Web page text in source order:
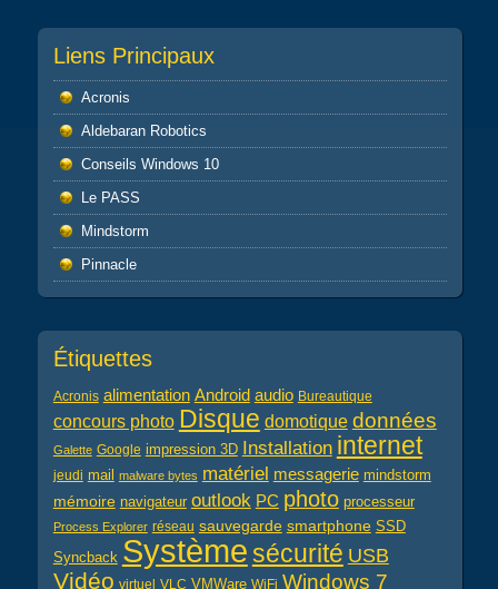
Liens Principaux
Acronis
Aldebaran Robotics
Conseils Windows 10
Le PASS
Mindstorm
Pinnacle
Étiquettes
Acronis alimentation Android audio Bureautique
concours photo Disque domotique données
Galette Google impression 3D Installation internet
jeudi mail malware bytes matériel messagerie mindstorm
mémoire navigateur outlook PC photo processeur
Process Explorer réseau sauvegarde smartphone SSD
Syncback Systèmesécurité USB
Vidéo virtuel VLC VMWare WiFi Windows 7